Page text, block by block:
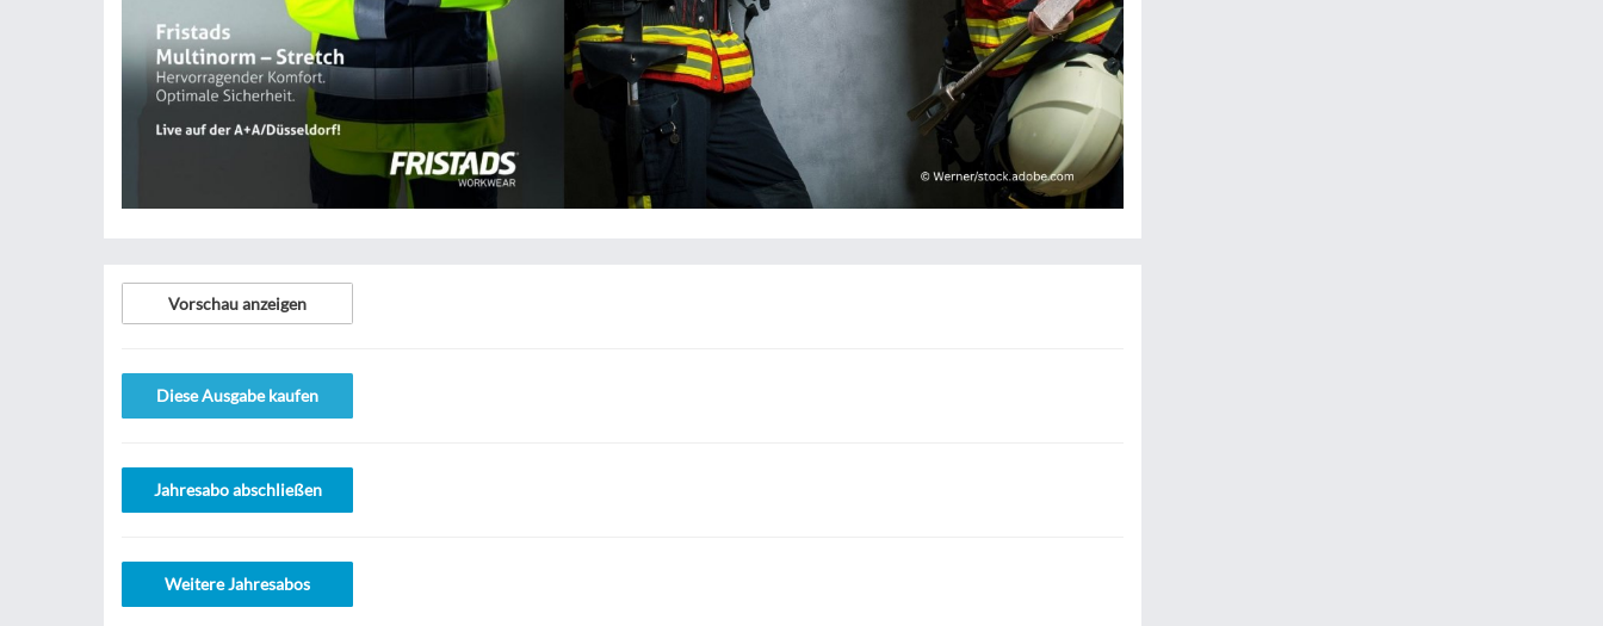
Vorschau anzeigen
Diese Ausgabe kaufen
Jahresabo abschließen
Weitere Jahresabos